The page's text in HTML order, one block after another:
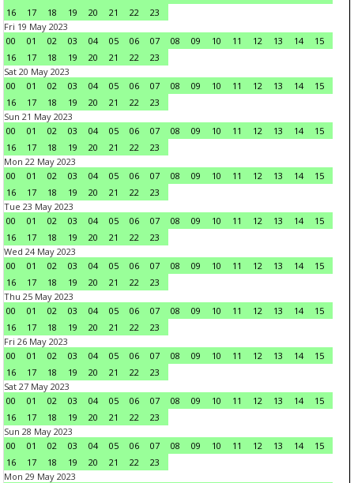
16
17 18 19 20 21 22
23
Fri 19 May 2023
00
01 02 03 04 05 06 07 08 09 10 11 12 13 14
15
16
17 18 19 20 21 22
23
Sat 20 May 2023
00
01 02 03 04 05 06 07 08 09 10 11 12 13 14
15
16
17 18 19 20 21 22
23
Sun 21 May 2023
00
01 02 03 04 05 06 07 08 09 10 11 12 13 14
15
16
17 18 19 20 21 22
23
Mon 22 May 2023
00
01 02 03 04 05 06 07 08 09 10 11 12 13 14
15
16
17 18 19 20 21 22
23
Tue 23 May 2023
00
01 02 03 04 05 06 07 08 09 10 11 12 13 14
15
16
17 18 19 20 21 22
23
Wed 24 May 2023
00
01 02 03 04 05 06 07 08 09 10 11 12 13 14
15
16
17 18 19 20 21 22
23
Thu 25 May 2023
00
01 02 03 04 05 06 07 08 09 10 11 12 13 14
15
16
17 18 19 20 21 22
23
Fri 26 May 2023
00
01 02 03 04 05 06 07 08 09 10 11 12 13 14
15
16
17 18 19 20 21 22
23
Sat 27 May 2023
00
01 02 03 04 05 06 07 08 09 10 11 12 13 14
15
16
17 18 19 20 21 22
23
Sun 28 May 2023
00
01 02 03 04 05 06 07 08 09 10 11 12 13 14
15
16
17 18 19 20 21 22
23
Mon 29 May 2023